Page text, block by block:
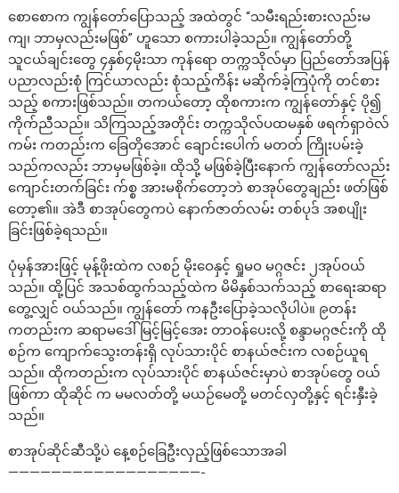
စောစောက ကျွန်တော်ပြောသည့် အထဲတွင် “သမီးရည်းစားလည်းမ
ကျ၊ ဘာမှလည်းမဖြစ်” ဟူသော စကားပါခဲ့သည်။ ကျွန်တော်တို့
သူငယ်ချင်းတွေ ၄နှစ်၄မိုးသာ ကုန်ရော တက္ကသိုလ်မှာ ပြည်တော်အပြန်
ပညာလည်းစုံ ကြင်ယာလည်း စုံသည့်ကိန်း မဆိုက်ခဲ့ကြပုံကို တင်စား
သည့် စကားဖြစ်သည်။ တကယ်တော့ ထိုစကားက ကျွန်တော်နှင့် ပို၍
ကိုက်ညီသည်။ သိကြသည့်အတိုင်း တက္ကသိုလ်ပထမနှစ် ဖရက်ရှာဝဲလ်
ကမ်း ကတည်းက ခြေတိုအောင် ချောင်းပေါက် မတတ် ကြိုးပမ်းခဲ့
သည်ကလည်း ဘာမှမဖြစ်ခဲ့။ ထိုသို့ မဖြစ်ခဲ့ပြီးနောက် ကျွန်တော်လည်း
ကျောင်းတက်ခြင်း က်စ္စ အားမစိုက်တော့ဘဲ စာအုပ်တွေချည်း ဖတ်ဖြစ်
တော့၏။ အဲဒီ စာအုပ်တွေကပဲ နောက်ဇာတ်လမ်း တစ်ပုဒ် အစပျိုး
ခြင်းဖြစ်ခဲ့ရသည်။
ပုံမှန်အားဖြင့် မုန့်ဖိုးထဲက လစဉ် မိုးဝေနှင့် ရှုမဝ မဂ္ဂဇင်း ၂အုပ်ဝယ်
သည်။ ထို့ပြင် အသစ်ထွက်သည့်ထဲက မိမိနှစ်သက်သည့် စာရေးဆရာ
တွေ့လျှင် ဝယ်သည်။ ကျွန်တော် ကနဦးပြောခဲ့သလိုပါပဲ။ ၉တန်း
ကတည်းက ဆရာမဒေါ်မြင့်မြင့်အေး တာဝန်ပေးလို့ စန္ဒာမဂ္ဂဇင်းကို ထို
စဉ်က ကျောက်သွေးတန်းရှိ လုပ်သားပိုင် စာနယ်ဇင်းက လစဉ်ယူရ
သည်။ ထိုကတည်းက လုပ်သားပိုင် စာနယ်ဇင်းမှာပဲ စာအုပ်တွေ ဝယ်
ဖြစ်ကာ ထိုဆိုင် က မမလတ်တို့ မယဉ်မေတို့ မတင်လှတို့နှင့် ရင်းနှီးခဲ့
သည်။
စာအုပ်ဆိုင်ဆီသို့ပဲ နေ့စဉ်ခြေဦးလှည့်ဖြစ်သောအခါ
——————————————————-